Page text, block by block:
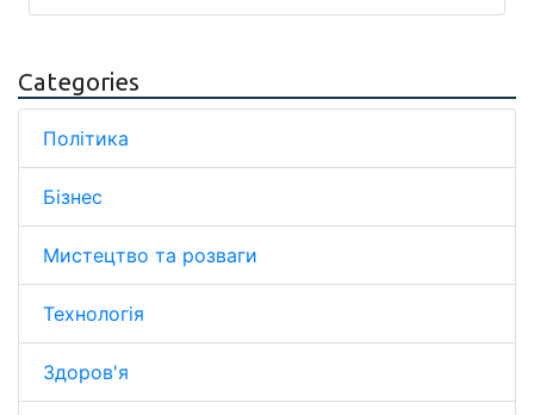
Categories
Політика
Бізнес
Мистецтво та розваги
Технологія
Здоров'я